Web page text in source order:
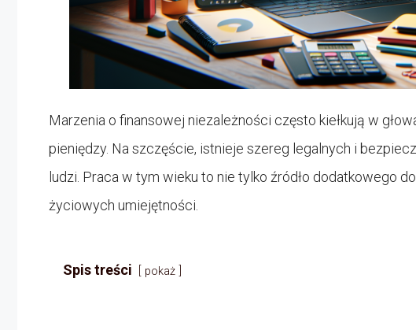
Marzenia o finansowej niezależności często kiełkują w
pieniędzy. Na szczęście, istnieje szereg legalnych i
ludzi. Praca w tym wieku to nie tylko źródło dodatkowego
życiowych umiejętności.
Spis treści pokaż